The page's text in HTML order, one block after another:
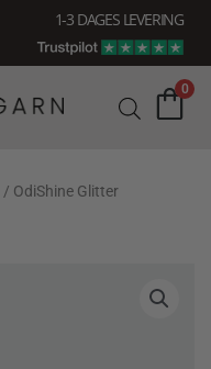
1-3 DAGES LEVERING
0
/ OdiShine Glitter